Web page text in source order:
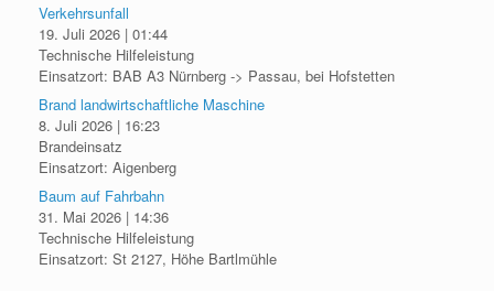
Verkehrsunfall
19. Juli 2026 | 01:44
Technische Hilfeleistung
Einsatzort: BAB A3 Nürnberg -> Passau, bei Hofstetten
Brand landwirtschaftliche Maschine
8. Juli 2026 | 16:23
Brandeinsatz
Einsatzort: Aigenberg
Baum auf Fahrbahn
31. Mai 2026 | 14:36
Technische Hilfeleistung
Einsatzort: St 2127, Höhe Bartlmühle